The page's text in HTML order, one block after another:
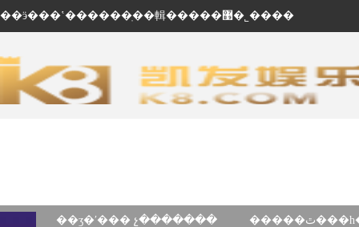
��ӭ���ʽ������ֽ��輯�����޹�˾����
��ʒ�ʹ��� չ�������